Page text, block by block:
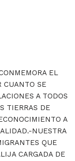
EL
CUANTO SE
A TODOS
TIERRAS DE
A
NUESTRA
QUE
CARGADA DE